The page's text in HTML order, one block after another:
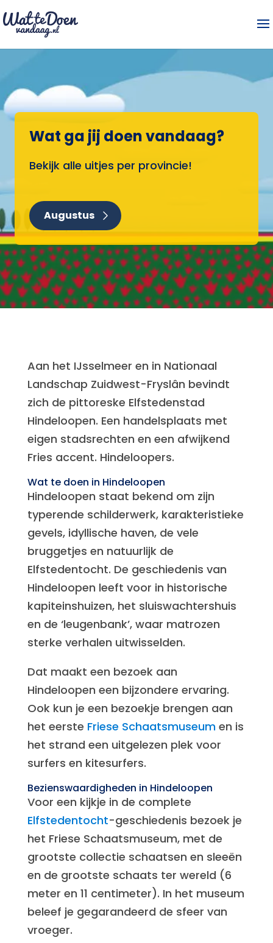
Wat ga jij doen vandaag?
Bekijk alle uitjes per provincie!
Augustus
Aan het IJsselmeer en in Nationaal
Landschap Zuidwest-Fryslân bevindt
zich de pittoreske Elfstedenstad
Hindeloopen. Een handelsplaats met
eigen stadsrechten en een afwijkend
Fries accent. Hindeloopers.
Wat te doen in Hindeloopen
Hindeloopen staat bekend om zijn
typerende schilderwerk, karakteristieke
gevels, idyllische haven, de vele
bruggetjes en natuurlijk de
Elfstedentocht. De geschiedenis van
Hindeloopen leeft voor in historische
kapiteinshuizen, het sluiswachtershuis
en de ‘leugenbank’, waar matrozen
sterke verhalen uitwisselden.
Dat maakt een bezoek aan
Hindeloopen een bijzondere ervaring.
Ook kun je een bezoekje brengen aan
het eerste Friese Schaatsmuseumen is
het strand een uitgelezen plek voor
surfers en kitesurfers.
Bezienswaardigheden in Hindeloopen
Voor een kijkje in de complete
Elfstedentocht-geschiedenis bezoek je
het Friese Schaatsmuseum, met de
grootste collectie schaatsen en sleeën
en de grootste schaats ter wereld (6
meter en 11 centimeter). In het museum
beleef je gegarandeerd de sfeer van
vroeger.